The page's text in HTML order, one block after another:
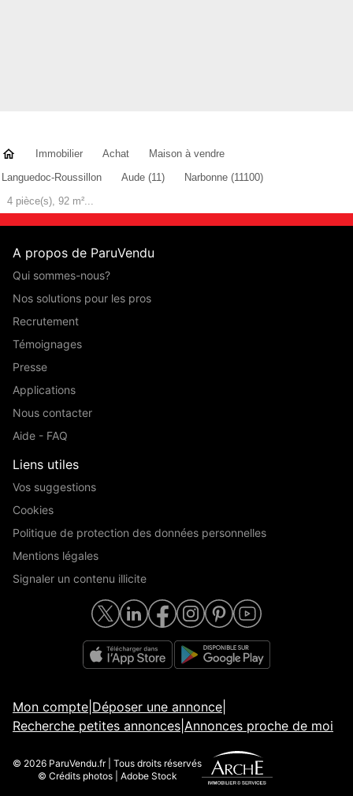
Immobilier Achat
Maison à vendre
Languedoc-Roussillon
Aude (11)
Narbonne (11100)
4 pièce(s), 92 m²...
A propos de ParuVendu
Qui sommes-nous?
Nos solutions pour les pros
Recrutement
Témoignages
Presse
Applications
Nous contacter
Aide - FAQ
Liens utiles
Vos suggestions
Cookies
Politique de protection des données personnelles
Mentions légales
Signaler un contenu illicite
Mon compte Déposer une annonce
Recherche petites annonces Annonces proche de moi
© 2026 ParuVendu.fr | Tous droits réservés
© Crédits photos | Adobe Stock